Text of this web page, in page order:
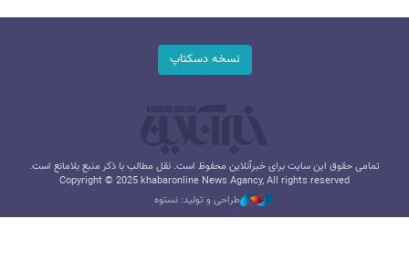
نسخه دسکتاپ
تمامی حقوق این سایت برای خبرآنلاین محفوظ است. نقل مطالب با ذکر منبع بلامانع است.
Copyright © 2025 khabaronline News Agancy, All rights reserved
طراحی و تولید: نستوه